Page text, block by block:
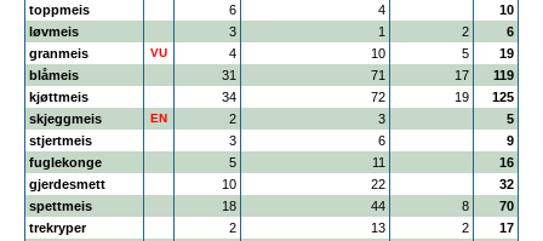
toppmeis
6 4
10
løvmeis
3 1 2
6
granmeis
VU 4 10 5
19
blåmeis
31 71 17
119
kjøttmeis
34 72 19
125
skjeggmeis
EN 2 3
5
stjertmeis
3 6
9
fuglekonge
5 11
16
gjerdesmett
10 22
32
spettmeis
18 44 8
70
trekryper
2 13 2
17